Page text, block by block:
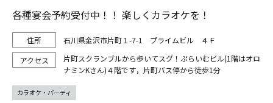
各種宴会予約受付中！！ 楽しくカラオケを！
石川県金沢市片町１-7-1 プライムビル ４Ｆ
片町スクランブルから歩いてスグ！ぷらいむビル(1階はオロ
ナミンKさん)４階です，片町バス停から徒歩1分
カラオケ・パーティ